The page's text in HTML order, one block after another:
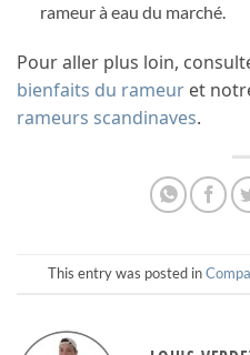
rameur à eau du marché.
Pour aller plus loin,
bienfaits du rameur et
rameurs scandinaves.
This entry was posted in